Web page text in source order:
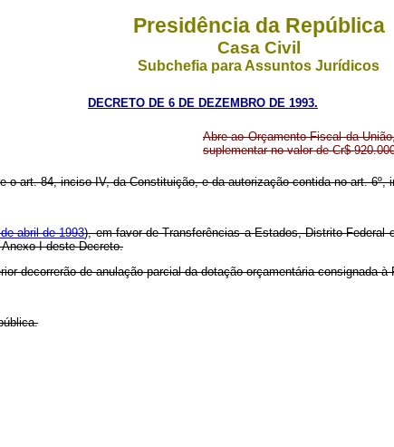
Presidência da República
Casa Civil
Subchefia para Assuntos Jurídicos
DECRETO DE 6 DE DEZEMBRO DE 1993.
Abre ao Orçamento Fiscal da
suplementar no valor de Cr$
o art. 84, inciso IV, da Constituição, e da autorização contida no art.
abril de 1993), em favor de Transferências a Estados, Distrito Federal
I deste Decreto.
decorrerão de anulação parcial da dotação orçamentária consignada